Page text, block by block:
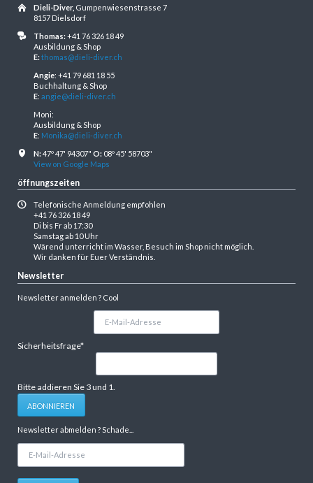
Dieli-Diver, Gumpenwiesenstrasse 7
8157 Dielsdorf
Thomas:+41 76 326 18 49
Ausbildung & Shop
E:thomas@dieli-diver.ch
Angie: +41 79 681 18 55
Buchhaltung & Shop
E: angie@dieli-diver.ch
Moni:
Ausbildung & Shop
E: Monika@dieli-diver.ch
N:47º 47' 94307" O:08º 45' 58703"
View on Google Maps
öffnungszeiten
Telefonische Anmeldung empfohlen
+41 76 326 18 49
Di bis Fr ab 17:30
Samstag ab 10 Uhr
Wärend unterricht im Wasser, Besuch im Shop nicht möglich.
Wir danken für Euer Verständnis.
Newsletter
Newsletter anmelden ? Cool
Adresse
Pflichtfeld
Sicherheitsfrage*
Bitte addieren Sie 3 und 1.
ABONNIEREN
Newsletter abmelden ? Schade...